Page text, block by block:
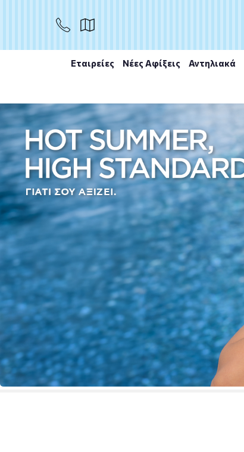
Εταιρείες Νέες Αφίξεις Αντηλιακά